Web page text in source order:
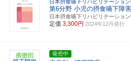
日本摂食嚥下リハビリテーショ
第6分野 小児の摂食嚥下障害
日本摂食嚥下リハビリテーショ
定価 3,300円 2024年12月発行
発売中